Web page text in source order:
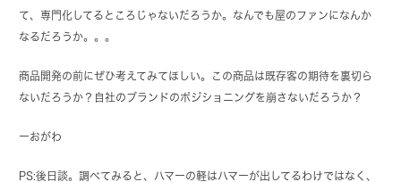
て、専門化してるところじゃないだろうか。なんでも屋のファンになんか
なるだろうか。。。
商品開発の前にぜひ考えてみてほしい。この商品は既存客の期待を裏切ら
ないだろうか？自社のブランドのポジショニングを崩さないだろうか？
ーおがわ
PS:後日談。調べてみると、ハマーの軽はハマーが出してるわけではなく、